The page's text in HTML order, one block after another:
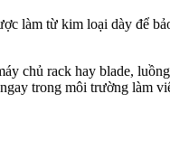
làm từ kim loại dày để
chủ rack hay blade,
trong môi trường làm